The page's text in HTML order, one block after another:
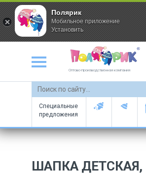
Оптово-производственная компания
Специальные
предложения
ШАПКА ДЕТСКАЯ,
Полярик
Мобильное приложение
Установить